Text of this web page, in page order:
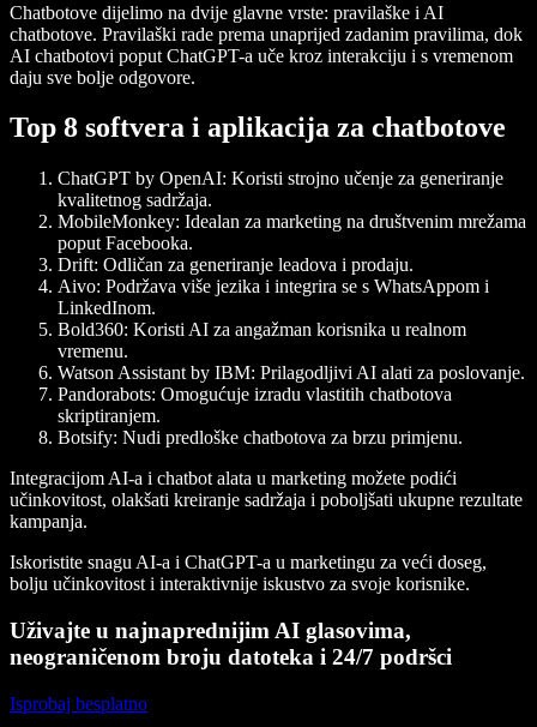
Chatbotove dijelimo na dvije glavne vrste: pravilaške i AI
chatbotove. Pravilaški rade prema unaprijed zadanim pravilima, dok
AI chatbotovi poput ChatGPT-a uče kroz interakciju i s vremenom
daju sve bolje odgovore.
Top 8 softvera i aplikacija za chatbotove
ChatGPT by OpenAI: Koristi strojno učenje za generiranje
kvalitetnog sadržaja.
MobileMonkey: Idealan za marketing na društvenim mrežama
poput Facebooka.
Drift: Odličan za generiranje leadova i prodaju.
Aivo: Podržava više jezika i integrira se s WhatsAppom i
LinkedInom.
Bold360: Koristi AI za angažman korisnika u realnom
vremenu.
Watson Assistant by IBM: Prilagodljivi AI alati za poslovanje.
Pandorabots: Omogućuje izradu vlastitih chatbotova
skriptiranjem.
Botsify: Nudi predloške chatbotova za brzu primjenu.
Integracijom AI-a i chatbot alata u marketing možete podići
učinkovitost, olakšati kreiranje sadržaja i poboljšati ukupne rezultate
kampanja.
Iskoristite snagu AI-a i ChatGPT-a u marketingu za veći doseg,
bolju učinkovitost i interaktivnije iskustvo za svoje korisnike.
Uživajte u najnaprednijim AI glasovima,
neograničenom broju datoteka i 24/7 podršci
Isprobaj besplatno